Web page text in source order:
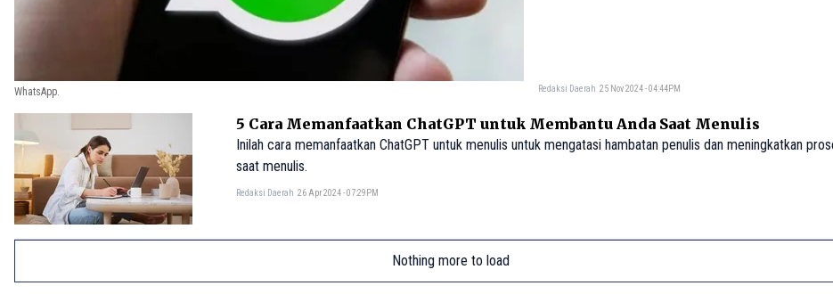
Redaksi Daerah 25 Nov 2024 - 04:44PM
WhatsApp.
5 Cara Memanfaatkan ChatGPT untuk Membantu Anda Saat Menulis
Inilah cara memanfaatkan ChatGPT untuk menulis untuk mengatasi hambatan penulis dan meningkatkan
saat menulis.
Redaksi Daerah 26 Apr 2024 - 07:29PM
Nothing more to load